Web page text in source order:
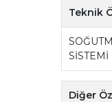
Teknik
SİSTEMİ
Diğer